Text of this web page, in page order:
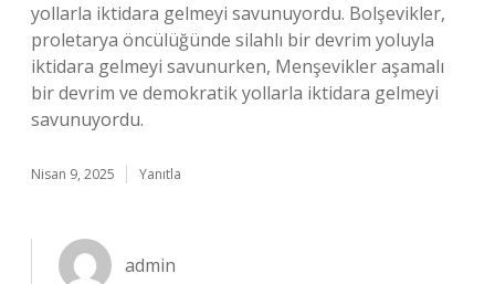
yollarla iktidara gelmeyi savunuyordu. Bolşevikler,
proletarya öncülüğünde silahlı bir devrim yoluyla
iktidara gelmeyi savunurken, Menşevikler aşamalı
bir devrim ve demokratik yollarla iktidara gelmeyi
savunuyordu.
Nisan 9, 2025 Yanıtla
admin